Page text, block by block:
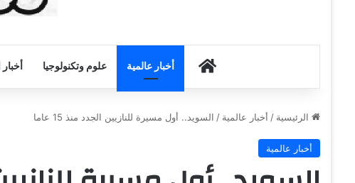
أخبار الكويت
أخبار عالمية علوم وتكنولوجيا
الرئيسية / أخبار عالمية / السويد.. أول مسيرة للنازيين الجدد منذ 15 عاما
أخبار عالمية